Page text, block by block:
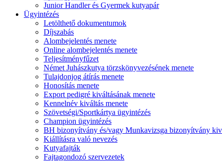
Junior Handler és Gyermek kutyapár
Ügyintézés
Letölthető dokumentumok
Díjszabás
Alombejelentés menete
Online alombejelentés menete
Teljesítményfűzet
Német Juhászkutya törzskönyvezésének menete
Tulajdonjog átírás menete
Honosítás menete
Export pedigré kiváltásának menete
Kennelnév kiváltás menete
Szövetségi/Sportkártya ügyintézés
Champion ügyintézés
BH bizonyítvány és/vagy Munkavizsga bizonyítvány
Kiállításra való nevezés
Kutyafajták
Fajtagondozó szervezetek